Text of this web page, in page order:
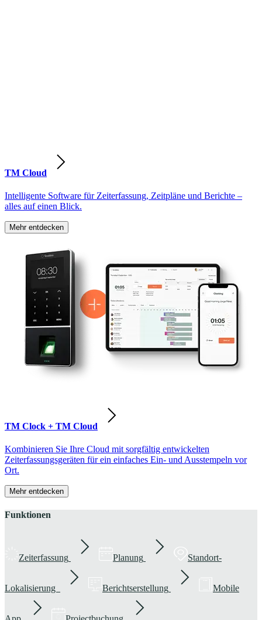
TM Cloud
Intelligente Software für Zeiterfassung, Zeitpläne und Berichte –
alles auf einen Blick.
Mehr entdecken
TM Clock + TM Cloud
Kombinieren Sie Ihre Cloud mit sorgfältig entwickelten
Zeiterfassungsgeräten für ein einfaches Ein- und Ausstempeln vor
Ort.
Mehr entdecken
Funktionen
Zeiterfassung Planung Standort-
Lokalisierung Berichtserstellung Mobile